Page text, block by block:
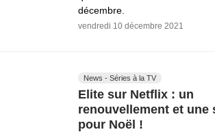
décembre.
vendredi 10 décembre 2021
News - Séries à la TV
Elite sur Netflix : un
renouvellement et une
pour Noël !